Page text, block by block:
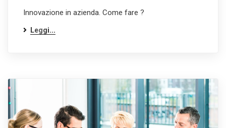
Innovazione in azienda. Come fare ?
Leggi...